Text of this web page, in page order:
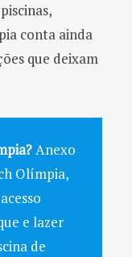
conta ainda
que deixam
Anexo
Olímpia,
e lazer
de